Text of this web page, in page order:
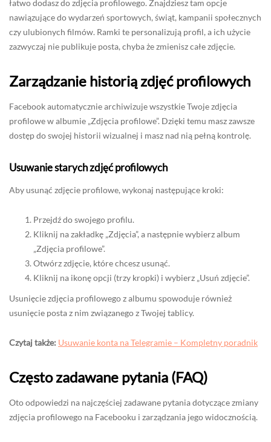
łatwo dodasz do zdjęcia profilowego. Znajdziesz tam opcje
nawiązujące do wydarzeń sportowych, świąt, kampanii społecznych
czy ulubionych filmów. Ramki te personalizują profil, a ich użycie
zazwyczaj nie publikuje posta, chyba że zmienisz całe zdjęcie.
Zarządzanie historią zdjęć profilowych
Facebook automatycznie archiwizuje wszystkie Twoje zdjęcia
profilowe w albumie „Zdjęcia profilowe”. Dzięki temu masz zawsze
dostęp do swojej historii wizualnej i masz nad nią pełną kontrolę.
Usuwanie starych zdjęć profilowych
Aby usunąć zdjęcie profilowe, wykonaj następujące kroki:
Przejdź do swojego profilu.
Kliknij na zakładkę „Zdjęcia”, a następnie wybierz album
„Zdjęcia profilowe”.
Otwórz zdjęcie, które chcesz usunąć.
Kliknij na ikonę opcji (trzy kropki) i wybierz „Usuń zdjęcie”.
Usunięcie zdjęcia profilowego z albumu spowoduje również
usunięcie posta z nim związanego z Twojej tablicy.
Czytaj także: Usuwanie konta na Telegramie – Kompletny poradnik
Często zadawane pytania (FAQ)
Oto odpowiedzi na najczęściej zadawane pytania dotyczące zmiany
zdjęcia profilowego na Facebooku i zarządzania jego widocznością.